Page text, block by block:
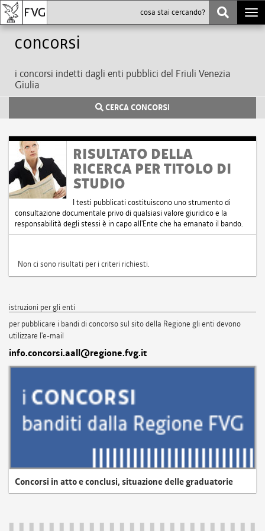
Concorsi
i concorsi indetti dagli enti pubblici del Friuli Venezia
Giulia
CERCA CONCORSI
RISULTATO DELLA
RICERCA PER TITOLO DI
STUDIO
I testi pubblicati costituiscono uno strumento di
consultazione documentale privo di qualsiasi valore giuridico e la
responsabilità degli stessi è in capo all'Ente che ha emanato il bando.
Non ci sono risultati per i criteri richiesti.
istruzioni per gli enti
per pubblicare i bandi di concorso sul sito della Regione gli enti devono
utilizzare l'e-mail
info.concorsi.aall@regione.fvg.it
Concorsi in atto e conclusi, situazione delle graduatorie